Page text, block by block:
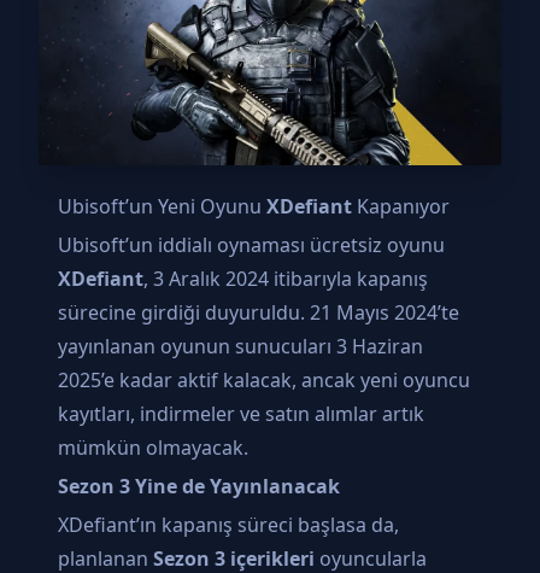
Ubisoft’un Yeni Oyunu XDefiant Kapanıyor
Ubisoft’un iddialı oynaması ücretsiz oyunu
XDefiant, 3 Aralık 2024 itibarıyla kapanış
sürecine girdiği duyuruldu. 21 Mayıs 2024’te
yayınlanan oyunun sunucuları 3 Haziran
2025’e kadar aktif kalacak, ancak yeni oyuncu
kayıtları, indirmeler ve satın alımlar artık
mümkün olmayacak.
Sezon 3 Yine de Yayınlanacak
XDefiant’ın kapanış süreci başlasa da,
planlanan Sezon 3 içerikleri oyuncularla